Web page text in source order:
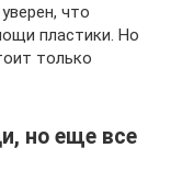
что
пластики. Но
только
но еще все